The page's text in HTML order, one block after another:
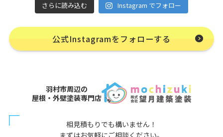
さらに読み込む Instagram でフォロー
公式Instagramをフォローする
羽村市周辺の
屋根・外壁塗装専門店
相見積もりでも構いません！
まずはお気軽にご相談ください。